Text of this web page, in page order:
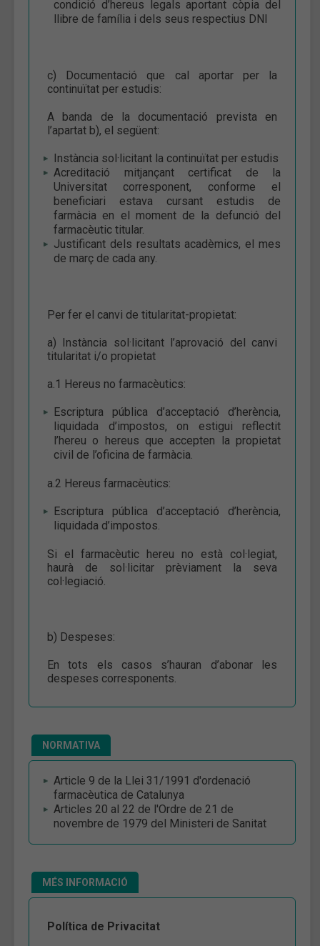
condició d’hereus legals aportant còpia del
llibre de família i dels seus respectius DNI
c) Documentació que cal aportar per la
continuïtat per estudis:
A banda de la documentació prevista en
l’apartat b), el següent:
Instància sol·licitant la continuïtat per estudis
Acreditació mitjançant certificat de la
Universitat corresponent, conforme el
beneficiari estava cursant estudis de
farmàcia en el moment de la defunció del
farmacèutic titular.
Justificant dels resultats acadèmics, el mes
de març de cada any.
Per fer el canvi de titularitat-propietat:
a) Instància sol·licitant l’aprovació del canvi
titularitat i/o propietat
a.1 Hereus no farmacèutics:
Escriptura pública d’acceptació d’herència,
liquidada d’impostos, on estigui reflectit
l’hereu o hereus que accepten la propietat
civil de l’oficina de farmàcia.
a.2 Hereus farmacèutics:
Escriptura pública d’acceptació d’herència,
liquidada d’impostos.
Si el farmacèutic hereu no està col·legiat,
haurà de sol·licitar prèviament la seva
col·legiació.
b) Despeses:
En tots els casos s’hauran d’abonar les
despeses corresponents.
NORMATIVA
Article 9 de la Llei 31/1991 d'ordenació
farmacèutica de Catalunya
Articles 20 al 22 de l'Ordre de 21 de
novembre de 1979 del Ministeri de Sanitat
MÉS INFORMACIÓ
Política de Privacitat